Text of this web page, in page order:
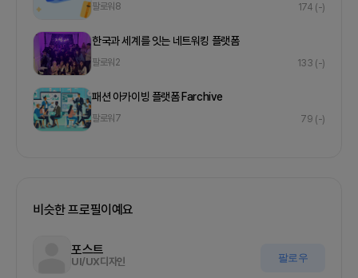
팔로워 8 174 (-)
한국과 세계를 잇는 네트워킹 플랫폼
팔로워 2 133 (-)
패션 아카이빙 플랫폼 Farchive
팔로워 7 79 (-)
비슷한 프로필이예요
포스트
UI/UX디자인 팔로우